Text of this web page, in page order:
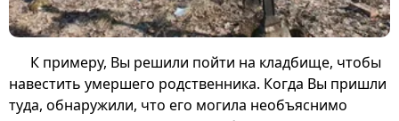
К примеру, Вы решили пойти на кладбище, чтобы
навестить умершего родственника. Когда Вы пришли
туда, обнаружили, что его могила необъяснимо